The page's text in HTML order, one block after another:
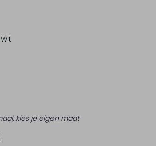
kies je eigen maat